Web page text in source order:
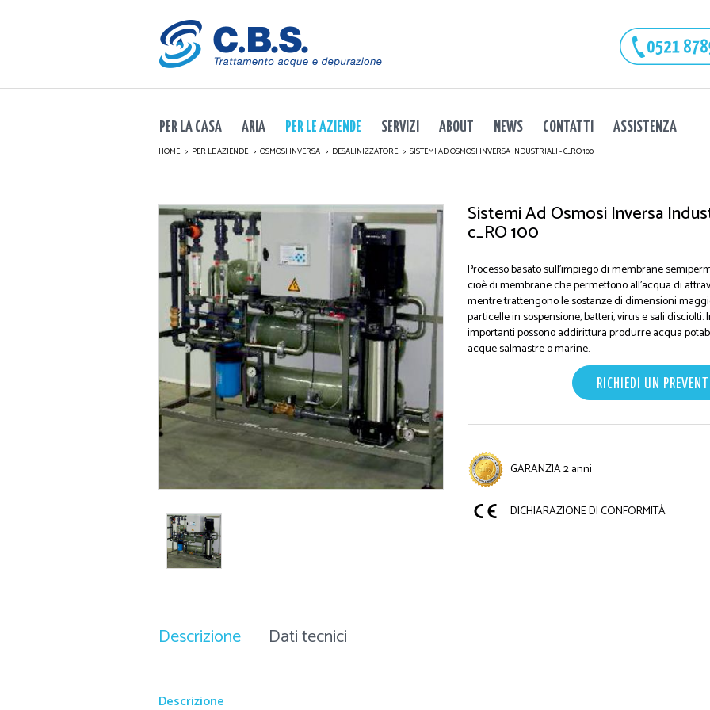
PER LA CASA ARIA PER LE AZIENDE SERVIZI ABOUT NEWS CONTATTI ASSISTENZA
HOME PER LE AZIENDE OSMOSI INVERSA DESALINIZZATORE SISTEMI AD OSMOSI INVERSA INDUSTRIALI - C_RO 100
Sistemi Ad Osmosi Inversa
c_RO 100
Processo basato sull'impiego di membrane
cioè di membrane che permettono all'acqua di
mentre trattengono le sostanze di dimensioni
particelle in sospensione, batteri, virus e sali disciolti.
importanti possono addirittura produrre acqua
acque salmastre o marine.
RICHIEDI UN
GARANZIA 2 anni
DICHIARAZIONE DI CONFORMITÀ
Descrizione Dati tecnici
Descrizione